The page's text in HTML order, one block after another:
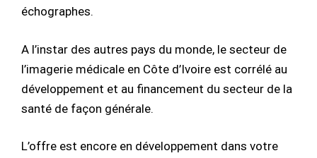
échographes.
A l’instar des autres pays du monde, le secteur de
l’imagerie médicale en Côte d’Ivoire est corrélé au
développement et au financement du secteur de la
santé de façon générale.
L’offre est encore en développement dans votre